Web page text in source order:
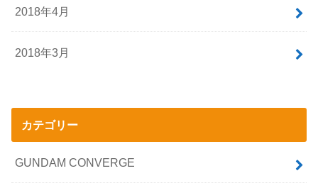
2018年4月
2018年3月
カテゴリー
GUNDAM CONVERGE